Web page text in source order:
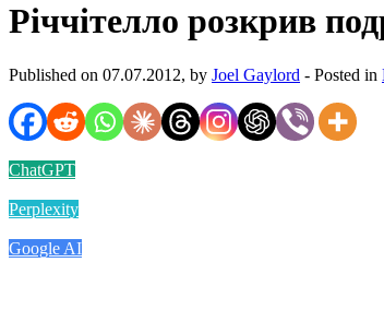
Річчітелло розкрив
Published on 07.07.2012, by Joel Gaylord - Posted in
ChatGPT
Perplexity
Google AI